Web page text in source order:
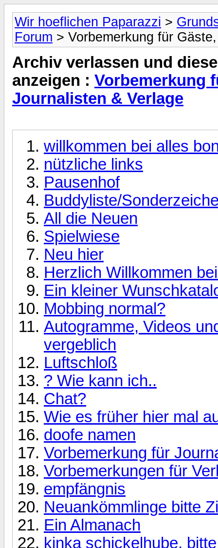
Wir hoeflichen Paparazzi >
Forum > Vorbemerkung für
Archiv verlassen und
anzeigen : Vorbemerkung
Journalisten & Verlage
willkommen bei alles
nützliche links
Pausenhof
Buddyliste/
All die Neuen
Spielwiese
Neu hier
Herzlich Willkommen
Ein kleiner
Mobbing normal?
Autogramme, Videos
vergeblich
Luftschloß
? Wie kann ich..
Chat?
Wie es früher hier mal
doofe namen
Vorbemerkung für
Vorbemerkungen für
empfängnis
Neuankömmlinge bitte
Ein Almanach
kinka schickelhube,